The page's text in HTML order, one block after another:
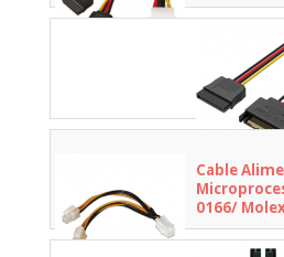
Hembra/
Cable
0166/
Molex 4
54W/ 15cm